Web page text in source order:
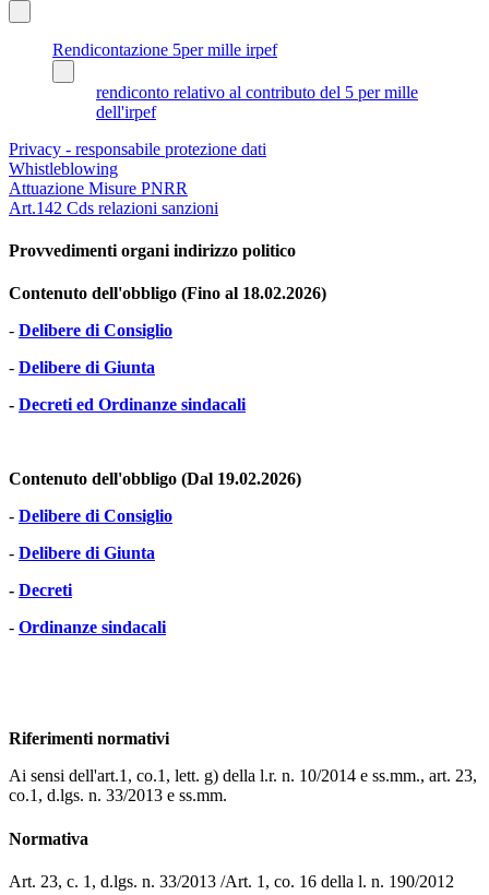
Rendicontazione 5per mille irpef
rendiconto relativo al contributo del 5 per mille
dell'irpef
Privacy - responsabile protezione dati
Whistleblowing
Attuazione Misure PNRR
Art.142 Cds relazioni sanzioni
Provvedimenti organi indirizzo politico
Contenuto dell'obbligo (Fino al 18.02.2026)
- Delibere di Consiglio
- Delibere di Giunta
- Decreti ed Ordinanze sindacali
Contenuto dell'obbligo (Dal 19.02.2026)
- Delibere di Consiglio
- Delibere di Giunta
- Decreti
- Ordinanze sindacali
Riferimenti normativi
Ai sensi dell'art.1, co.1, lett. g) della l.r. n. 10/2014 e ss.mm., art. 23,
co.1, d.lgs. n. 33/2013 e ss.mm.
Normativa
Art. 23, c. 1, d.lgs. n. 33/2013 /Art. 1, co. 16 della l. n. 190/2012